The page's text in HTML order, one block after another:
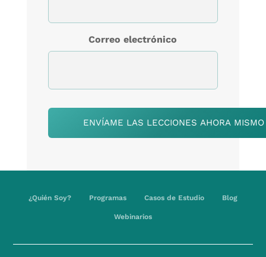
Correo electrónico
¿Quién Soy? Programas Casos de Estudio Blog
Webinarios